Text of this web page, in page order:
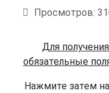
Просмотров:
Для
обязательные
Нажмите затем